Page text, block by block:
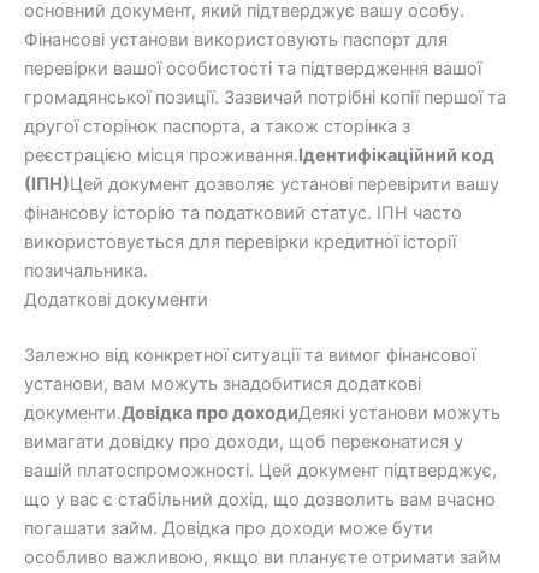
основний документ, який підтверджує вашу особу.
Фінансові установи використовують паспорт для
перевірки вашої особистості та підтвердження вашої
громадянської позиції. Зазвичай потрібні копії першої та
другої сторінок паспорта, а також сторінка з
реєстрацією місця проживання.Ідентифікаційний код
(ІПН)Цей документ дозволяє установі перевірити вашу
фінансову історію та податковий статус. ІПН часто
використовується для перевірки кредитної історії
позичальника.
Додаткові документи
Залежно від конкретної ситуації та вимог фінансової
установи, вам можуть знадобитися додаткові
документи.Довідка про доходиДеякі установи можуть
вимагати довідку про доходи, щоб переконатися у
вашій платоспроможності. Цей документ підтверджує,
що у вас є стабільний дохід, що дозволить вам вчасно
погашати займ. Довідка про доходи може бути
особливо важливою, якщо ви плануєте отримати займ